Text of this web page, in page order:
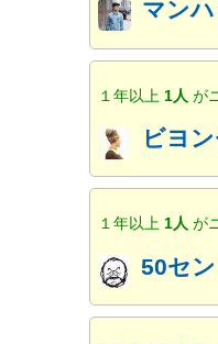
マンハ
１年以上 1人が
ビヨ
１年以上1人が
50セ